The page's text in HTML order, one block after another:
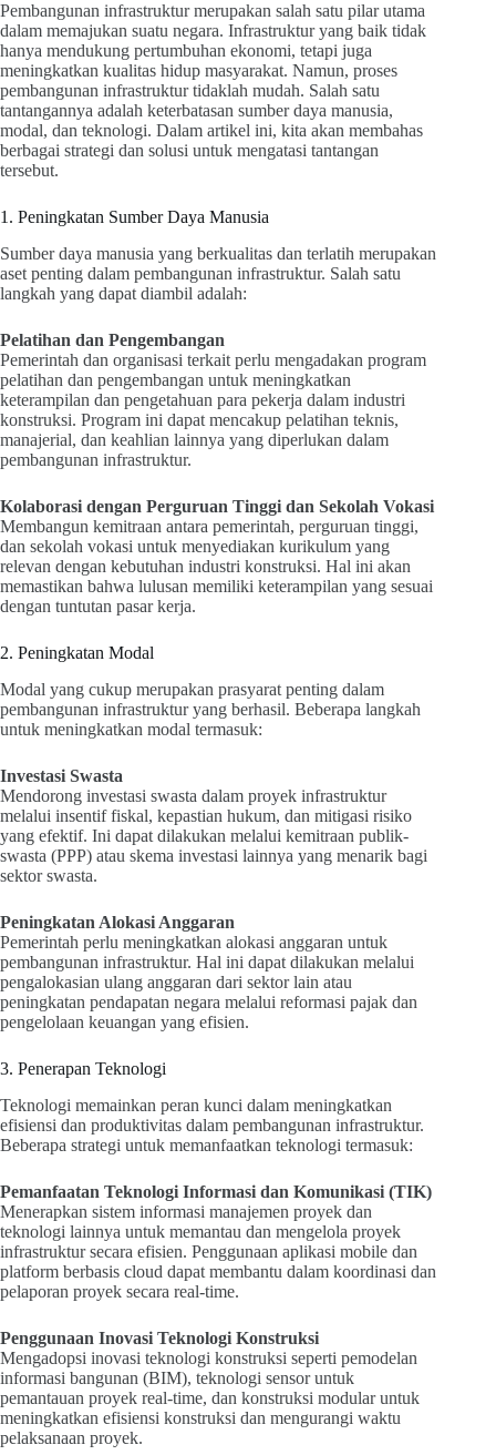
Pembangunan infrastruktur merupakan salah satu pilar utama
dalam memajukan suatu negara. Infrastruktur yang baik tidak
hanya mendukung pertumbuhan ekonomi, tetapi juga
meningkatkan kualitas hidup masyarakat. Namun, proses
pembangunan infrastruktur tidaklah mudah. Salah satu
tantangannya adalah keterbatasan sumber daya manusia,
modal, dan teknologi. Dalam artikel ini, kita akan membahas
berbagai strategi dan solusi untuk mengatasi tantangan
tersebut.
1. Peningkatan Sumber Daya Manusia
Sumber daya manusia yang berkualitas dan terlatih merupakan
aset penting dalam pembangunan infrastruktur. Salah satu
langkah yang dapat diambil adalah:
Pelatihan dan Pengembangan
Pemerintah dan organisasi terkait perlu mengadakan program
pelatihan dan pengembangan untuk meningkatkan
keterampilan dan pengetahuan para pekerja dalam industri
konstruksi. Program ini dapat mencakup pelatihan teknis,
manajerial, dan keahlian lainnya yang diperlukan dalam
pembangunan infrastruktur.
Kolaborasi dengan Perguruan Tinggi dan Sekolah Vokasi
Membangun kemitraan antara pemerintah, perguruan tinggi,
dan sekolah vokasi untuk menyediakan kurikulum yang
relevan dengan kebutuhan industri konstruksi. Hal ini akan
memastikan bahwa lulusan memiliki keterampilan yang sesuai
dengan tuntutan pasar kerja.
2. Peningkatan Modal
Modal yang cukup merupakan prasyarat penting dalam
pembangunan infrastruktur yang berhasil. Beberapa langkah
untuk meningkatkan modal termasuk:
Investasi Swasta
Mendorong investasi swasta dalam proyek infrastruktur
melalui insentif fiskal, kepastian hukum, dan mitigasi risiko
yang efektif. Ini dapat dilakukan melalui kemitraan publik-
swasta (PPP) atau skema investasi lainnya yang menarik bagi
sektor swasta.
Peningkatan Alokasi Anggaran
Pemerintah perlu meningkatkan alokasi anggaran untuk
pembangunan infrastruktur. Hal ini dapat dilakukan melalui
pengalokasian ulang anggaran dari sektor lain atau
peningkatan pendapatan negara melalui reformasi pajak dan
pengelolaan keuangan yang efisien.
3. Penerapan Teknologi
Teknologi memainkan peran kunci dalam meningkatkan
efisiensi dan produktivitas dalam pembangunan infrastruktur.
Beberapa strategi untuk memanfaatkan teknologi termasuk:
Pemanfaatan Teknologi Informasi dan Komunikasi (TIK)
Menerapkan sistem informasi manajemen proyek dan
teknologi lainnya untuk memantau dan mengelola proyek
infrastruktur secara efisien. Penggunaan aplikasi mobile dan
platform berbasis cloud dapat membantu dalam koordinasi dan
pelaporan proyek secara real-time.
Penggunaan Inovasi Teknologi Konstruksi
Mengadopsi inovasi teknologi konstruksi seperti pemodelan
informasi bangunan (BIM), teknologi sensor untuk
pemantauan proyek real-time, dan konstruksi modular untuk
meningkatkan efisiensi konstruksi dan mengurangi waktu
pelaksanaan proyek.